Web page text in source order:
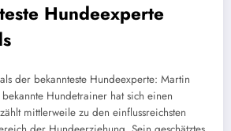
Hundeexperte
der bekannteste Hundeexperte: Martin
bekannte Hundetrainer hat sich einen
mittlerweile zu den einflussreichsten